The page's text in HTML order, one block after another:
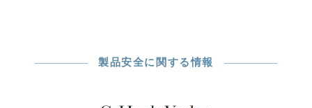
製品安全に関する情報